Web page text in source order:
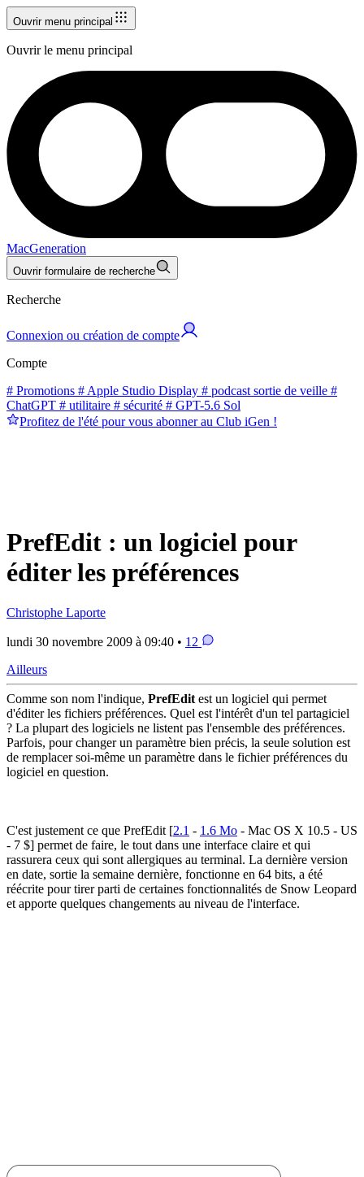
Ouvrir menu principal
Ouvrir le menu principal
MacGeneration
Ouvrir formulaire de recherche
Recherche
Connexion ou création de compte
Compte
# Promotions # Apple Studio Display # podcast sortie de veille #
ChatGPT # utilitaire # sécurité # GPT-5.6 Sol
Profitez de l'été pour vous abonner au Club iGen !
PrefEdit : un logiciel pour
éditer les préférences
Christophe Laporte
lundi 30 novembre 2009 à 09:40 • 12
Ailleurs
Comme son nom l'indique, PrefEdit est un logiciel qui permet
d'éditer les fichiers préférences. Quel est l'intérêt d'un tel partagiciel
? La plupart des logiciels ne listent pas l'ensemble des préférences.
Parfois, pour changer un paramètre bien précis, la seule solution est
de remplacer soi-même un paramètre dans le fichier préférences du
logiciel en question.
C'est justement ce que PrefEdit [2.1 - 1.6 Mo - Mac OS X 10.5 - US
- 7 $] permet de faire, le tout dans une interface claire et qui
rassurera ceux qui sont allergiques au terminal. La dernière version
en date, sortie la semaine dernière, fonctionne en 64 bits, a été
réécrite pour tirer parti de certaines fonctionnalités de Snow Leopard
et apporte quelques changements au niveau de l'interface.